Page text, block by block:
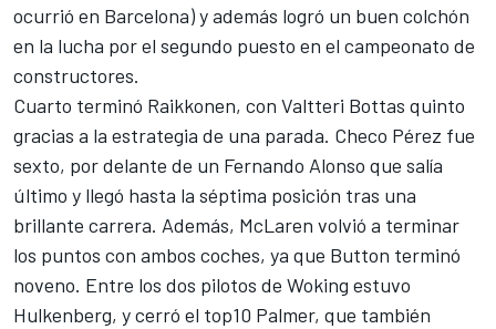
ocurrió en Barcelona) y además logró un buen colchón
en la lucha por el segundo puesto en el campeonato de
constructores.
Cuarto terminó Raikkonen, con Valtteri Bottas quinto
gracias a la estrategia de una parada. Checo Pérez fue
sexto, por delante de un Fernando Alonso que salía
último y llegó hasta la séptima posición tras una
brillante carrera. Además, McLaren volvió a terminar
los puntos con ambos coches, ya que Button terminó
noveno. Entre los dos pilotos de Woking estuvo
Hulkenberg, y cerró el top10 Palmer, que también